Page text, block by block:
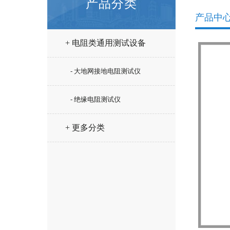
产品分类
+ 电阻类通用测试设备
- 大地网接地电阻测试仪
- 绝缘电阻测试仪
+ 更多分类
产品中